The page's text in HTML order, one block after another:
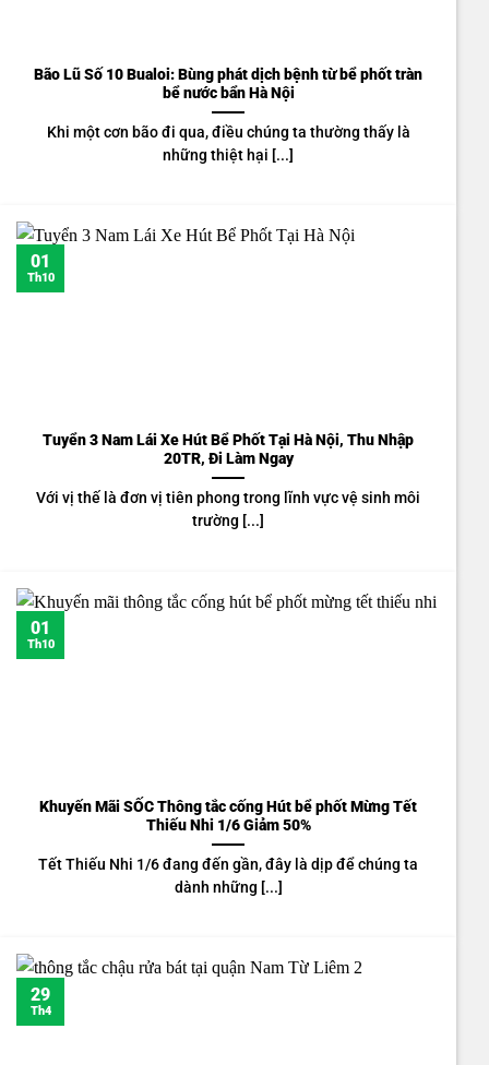
Bão Lũ Số 10 Bualoi: Bùng phát dịch bệnh từ bể phốt tràn
bể nước bẩn Hà Nội
Khi một cơn bão đi qua, điều chúng ta thường thấy là
những thiệt hại [...]
Tuyển 3 Nam Lái Xe Hút Bể Phốt Tại Hà Nội, Thu Nhập
20TR, Đi Làm Ngay
Với vị thế là đơn vị tiên phong trong lĩnh vực vệ sinh môi
trường [...]
01
Th10
Khuyến Mãi SỐC Thông tắc cống Hút bể phốt Mừng Tết
Thiếu Nhi 1/6 Giảm 50%
Tết Thiếu Nhi 1/6 đang đến gần, đây là dịp để chúng ta
dành những [...]
01
Th10
29
Th4